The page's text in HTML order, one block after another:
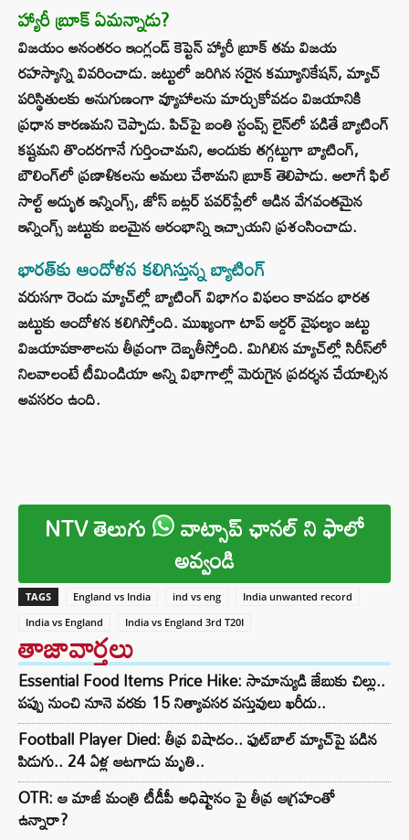
హ్యారీ బ్రూక్ ఏమన్నాడు?
విజయం అనంతరం ఇంగ్లండ్ కెప్టెన్ హ్యారీ బ్రూక్ తమ విజయ
రహస్యాన్ని వివరించాడు. జట్టులో జరిగిన సరైన కమ్యూనికేషన్, మ్యాచ్
పరిస్థితులకు అనుగుణంగా వ్యూహాలను మార్చుకోవడం విజయానికి
ప్రధాన కారణమని చెప్పాడు. పిచ్‌పై బంతి స్టంప్స్ లైన్‌లో పడితే బ్యాటింగ్
కష్టమని తొందరగానే గుర్తించామని, అందుకు తగ్గట్టుగా బ్యాటింగ్,
బౌలింగ్‌లో ప్రణాళికలను అమలు చేశామని బ్రూక్ తెలిపాడు. అలాగే ఫిల్
సాల్ట్ అద్భుత ఇన్నింగ్స్, జోస్ బట్లర్ పవర్‌ప్లేలో ఆడిన వేగవంతమైన
ఇన్నింగ్స్ జట్టుకు బలమైన ఆరంభాన్ని ఇచ్చాయని ప్రశంసించాడు.
భారత్‌కు ఆందోళన కలిగిస్తున్న బ్యాటింగ్
వరుసగా రెండు మ్యాచ్‌ల్లో బ్యాటింగ్ విభాగం విఫలం కావడం భారత
జట్టుకు ఆందోళన కలిగిస్తోంది. ముఖ్యంగా టాప్ ఆర్డర్ వైఫల్యం జట్టు
విజయావకాశాలను తీవ్రంగా దెబ్బతీస్తోంది. మిగిలిన మ్యాచ్‌ల్లో సిరీస్‌లో
నిలవాలంటే టీమిండియా అన్ని విభాగాల్లో మెరుగైన ప్రదర్శన చేయాల్సిన
అవసరం ఉంది.
NTV తెలుగు వాట్సాప్ ఛానల్ ని ఫాలో
అవ్వండి
TAGS England vs India ind vs eng
India unwanted record
India vs England
India vs England 3rd T20I
తాజావార్తలు
Essential Food Items Price Hike: సామాన్యుడి జేబుకు చిల్లు..
పప్పు నుంచి నూనె వరకు 15 నిత్యావసర వస్తువులు ఖరీదు..
Football Player Died: తీవ్ర విషాదం.. ఫుట్‌బాల్ మ్యాచ్‌పై పడిన
పిడుగు.. 24 ఏళ్ల ఆటగాడు మృతి..
OTR: ఆ మాజీ మంత్రి టీడీపీ అధిష్టానం పై తీవ్ర ఆగ్రహంతో
ఉన్నారా?